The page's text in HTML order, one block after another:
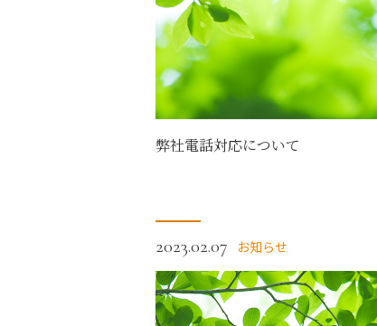
弊社電話対応について
2023.02.07 お知らせ